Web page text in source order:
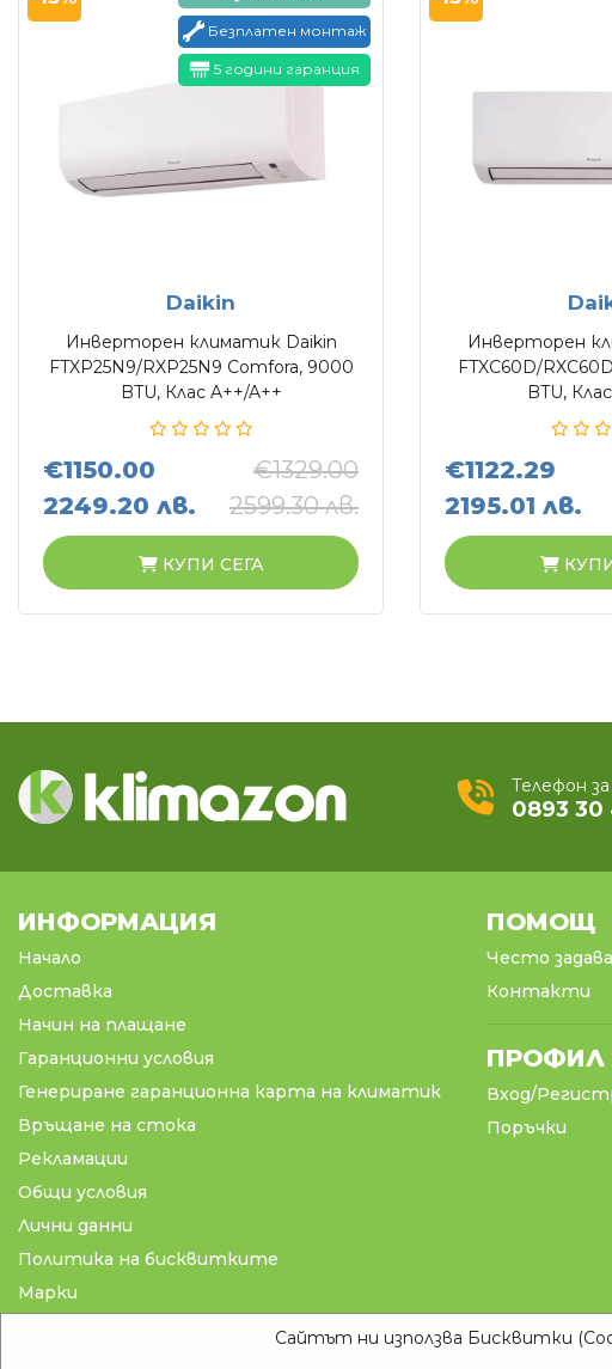
Безплатен монтаж
5 години гаранция
Daikin
Инверторен климатик Daikin
FTXP25N9/RXP25N9 Comfora, 9000
BTU, Клас A++/A++
€1150.00
2249.20 лв.
€1329.00
2599.30 лв.
КУПИ СЕГА
Инверторен
FTXC60D/
BTU,
€1122.29
2195.01 лв.
Сайтът ни използва Бисквитки
Телефон
0893 30
ИНФОРМАЦИЯ
Начало
Доставка
Начин на плащане
Гаранционни условия
Генериране гаранционна карта на климатик
Връщане на стока
Рекламации
Общи условия
Лични данни
Политика на бисквитките
Марки
ПОМОЩ
Често
Контакти
ПРОФИЛ
Вход/
Поръчки